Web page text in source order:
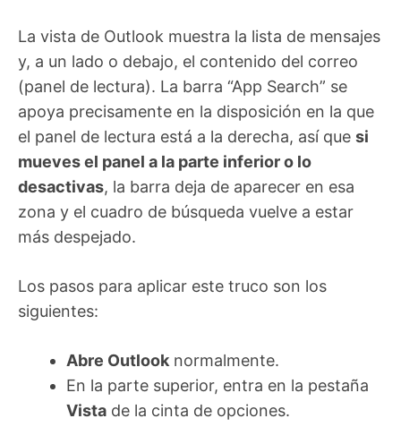
La vista de Outlook muestra la lista de mensajes
y, a un lado o debajo, el contenido del correo
(panel de lectura). La barra “App Search” se
apoya precisamente en la disposición en la que
el panel de lectura está a la derecha, así que si
mueves el panel a la parte inferior o lo
desactivas, la barra deja de aparecer en esa
zona y el cuadro de búsqueda vuelve a estar
más despejado.
Los pasos para aplicar este truco son los
siguientes:
Abre Outlook normalmente.
En la parte superior, entra en la pestaña
Vista de la cinta de opciones.